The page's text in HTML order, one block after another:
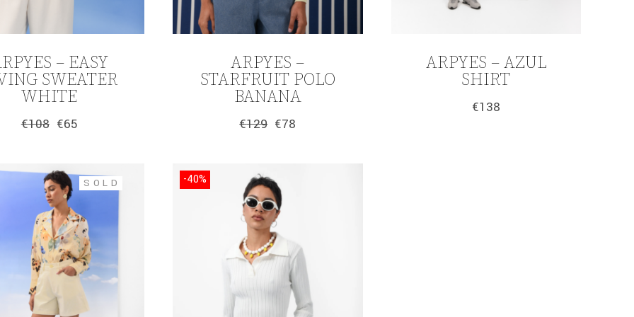
– EASY
SWEATER
WHITE
€108
Original
€108.
€65
Η
είναι:
€65.
ARPYES –
STARFRUIT POLO
BANANA
€129
Original
€129.
€78
Η
είναι:
€78.
ARPYES – AZUL
SHIRT
€138
SOLD -40%